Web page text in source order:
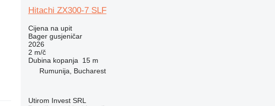
Hitachi ZX300-7 SLF
Cijena na upit
Bager gusjeničar
2026
2 m/č
Dubina kopanja
15 m
Rumunija, Bucharest
Utirom Invest SRL